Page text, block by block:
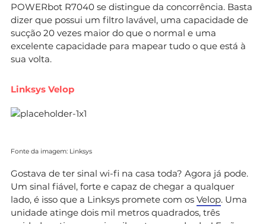
POWERbot R7040 se distingue da concorrência. Basta
dizer que possui um filtro lavável, uma capacidade de
sucção 20 vezes maior do que o normal e uma
excelente capacidade para mapear tudo o que está à
sua volta.
Linksys Velop
Fonte da imagem: Linksys
Gostava de ter sinal wi-fi na casa toda? Agora já pode.
Um sinal fiável, forte e capaz de chegar a qualquer
lado, é isso que a Linksys promete com os Velop. Uma
unidade atinge dois mil metros quadrados, três